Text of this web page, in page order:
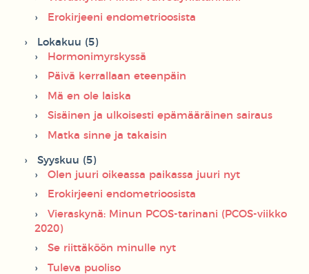
Erokirjeeni endometrioosista
Lokakuu (5)
Hormonimyrskyssä
Päivä kerrallaan eteenpäin
Mä en ole laiska
Sisäinen ja ulkoisesti epämääräinen sairaus
Matka sinne ja takaisin
Syyskuu (5)
Olen juuri oikeassa paikassa juuri nyt
Erokirjeeni endometrioosista
Vieraskynä: Minun PCOS-tarinani (PCOS-viikko
2020)
Se riittäköön minulle nyt
Tuleva puoliso